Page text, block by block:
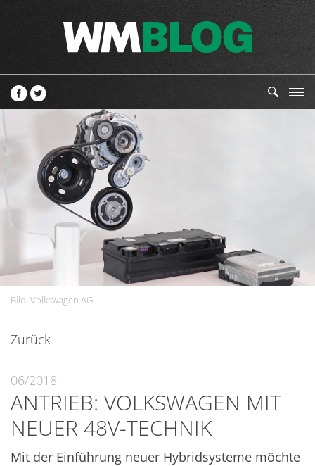
Bild: Volkswagen AG
Zurück
06/2018
ANTRIEB: VOLKSWAGEN MIT
NEUER 48V-TECHNIK
Mit der Einführung neuer Hybridsysteme möchte